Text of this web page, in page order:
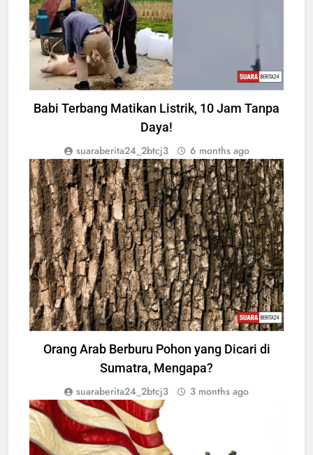
Babi Terbang Matikan Listrik, 10 Jam Tanpa
Daya!
suaraberita24_2btcj3 6 months ago
ENTREPRENEUR
Orang Arab Berburu Pohon yang Dicari di
Sumatra, Mengapa?
suaraberita24_2btcj3 3 months ago
ENTREPRENEUR